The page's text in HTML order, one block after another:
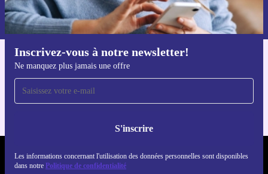
Inscrivez-vous à notre newsletter!
Ne manquez plus jamais une offre
S'inscrire
Les informations concernant l'utilisation des données personnelles sont disponibles
dans notre Politique de confidentialité
Retrouvez les informations sur l'utilisation des données personnelles
dans notrepolitique de confidentialité.
Téléchargez l'application refurbed
Pour iOS et Android
REFURBED LUXEMBOURG - RETHINK NEW.